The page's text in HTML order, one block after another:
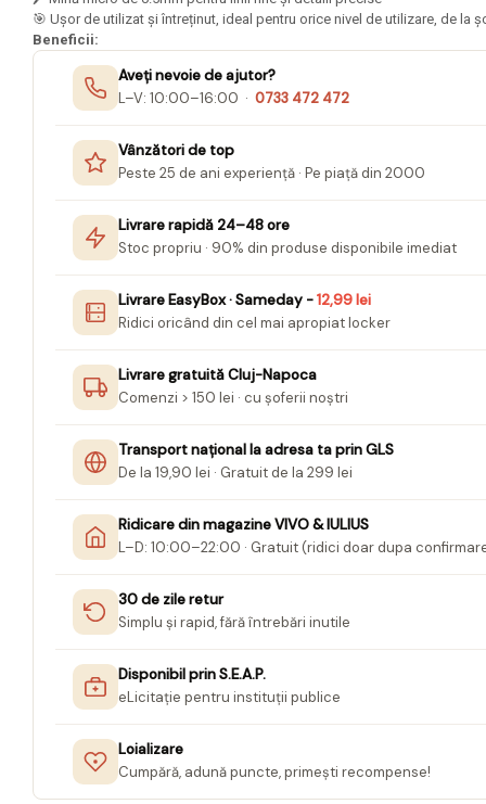
Etichete scolare
Stickere scolare
Seturi scolare
Plastilina, Planseta plastilina
Socotitoare, Betisoare
Carti de Colorat pentru copii
Carti Educative
Carnetele notite copii
Jurnale cu cheita, lacat,
magnet
Pasta modelatoare
Harti de perete
Creta scolara
Glob Pamantesc Scolar
Materiale Didactice
Instrumente geometrie pentru
tabla scolara
Tablite de desenat magnetice
Sugativa
Articole papetarie pentru copii
Banda adeziva
Compas scolar
🎯 Ușor de utilizat și întreținut, ideal pentru orice nivel de utilizare, de la
Beneficii:
Aveți nevoie de ajutor?
L–V: 10:00–16:00 · 0733 472 472
Vânzători de top
Peste 25 de ani experiență · Pe piață din 2000
Livrare rapidă 24–48 ore
Stoc propriu · 90% din produse disponibile imediat
Livrare EasyBox · Sameday -12,99 lei
Ridici oricând din cel mai apropiat locker
Livrare gratuită Cluj-Napoca
Comenzi > 150 lei · cu șoferii noștri
Transport național la adresa ta prin GLS
De la 19,90 lei · Gratuit de la 299 lei
Ridicare din magazine VIVO & IULIUS
L–D: 10:00–22:00 · Gratuit (ridici doar dupa
30 de zile retur
Simplu și rapid, fără întrebări inutile
Disponibil prin S.E.A.P.
eLicitație pentru instituții publice
Loializare
Cumpără, adună puncte, primești recompense!